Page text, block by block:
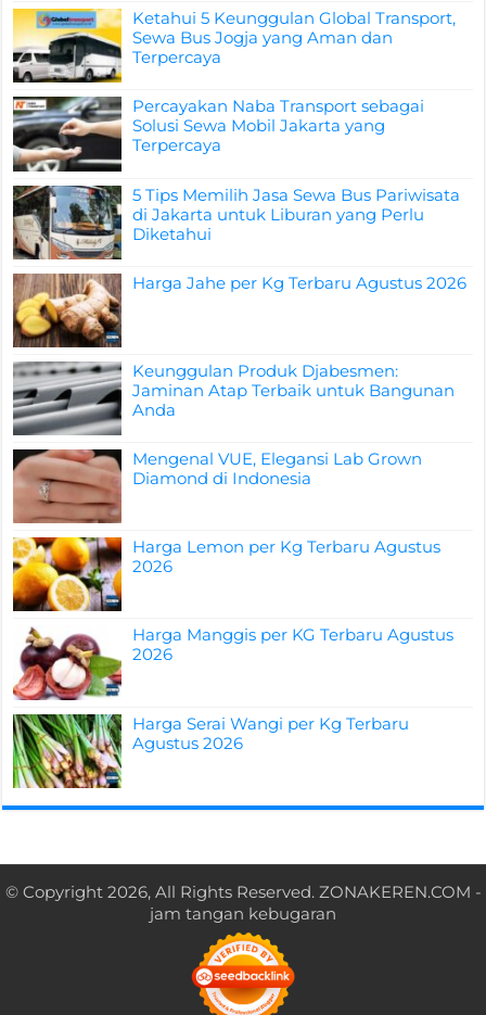
Ketahui 5 Keunggulan Global Transport,
Sewa Bus Jogja yang Aman dan
Terpercaya
Percayakan Naba Transport sebagai
Solusi Sewa Mobil Jakarta yang
Terpercaya
5 Tips Memilih Jasa Sewa Bus Pariwisata
di Jakarta untuk Liburan yang Perlu
Diketahui
Harga Jahe per Kg Terbaru Agustus 2026
Keunggulan Produk Djabesmen:
Jaminan Atap Terbaik untuk Bangunan
Anda
Mengenal VUE, Elegansi Lab Grown
Diamond di Indonesia
Harga Lemon per Kg Terbaru Agustus
2026
Harga Manggis per KG Terbaru Agustus
2026
Harga Serai Wangi per Kg Terbaru
Agustus 2026
© Copyright 2026, All Rights Reserved. ZONAKEREN.COM -
jam tangan kebugaran